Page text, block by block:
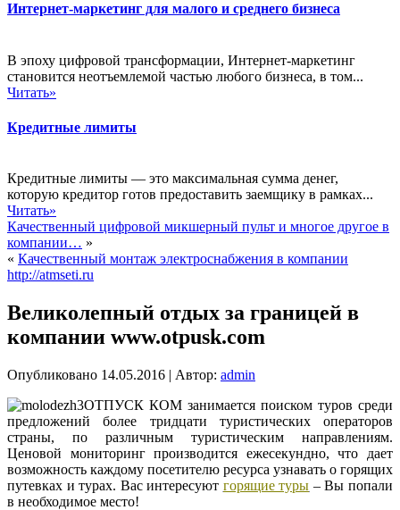
Интернет-маркетинг для малого и среднего бизнеса
В эпоху цифровой трансформации, Интернет-маркетинг
становится неотъемлемой частью любого бизнеса, в том...
Читать»
Кредитные лимиты
Кредитные лимиты — это максимальная сумма денег,
которую кредитор готов предоставить заемщику в рамках...
Читать»
Качественный цифровой микшерный пульт и многое другое в
компании… »
« Качественный монтаж электроснабжения в компании
http://atmseti.ru
Великолепный отдых за границей в
компании www.otpusk.com
Опубликовано 14.05.2016 | Автор: admin
ОТПУСК КОМ занимается поиском туров среди
предложений более тридцати туристических операторов
страны, по различным туристическим направлениям.
Ценовой мониторинг производится ежесекундно, что дает
возможность каждому посетителю ресурса узнавать о горящих
путевках и турах. Вас интересуют горящие туры – Вы попали
в необходимое место!